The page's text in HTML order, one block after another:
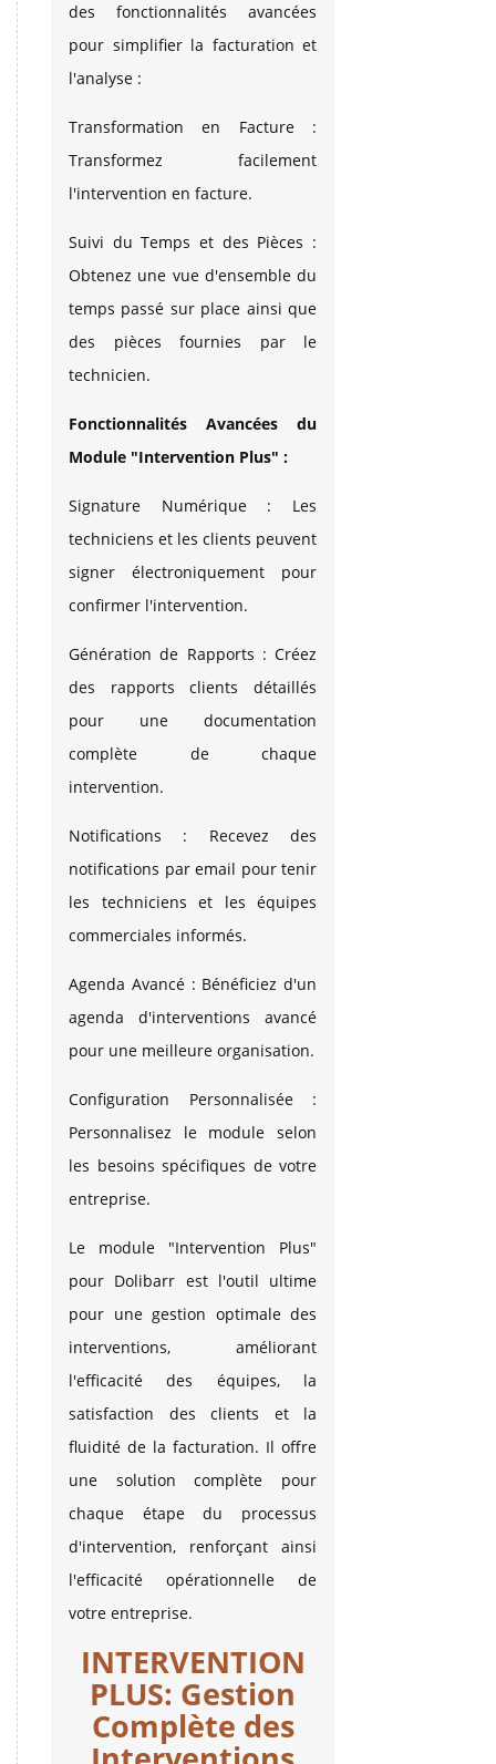
des fonctionnalités avancées
pour simplifier la facturation et
l'analyse :
Transformation en Facture :
Transformez facilement
l'intervention en facture.
Suivi du Temps et des Pièces :
Obtenez une vue d'ensemble du
temps passé sur place ainsi que
des pièces fournies par le
technicien.
Fonctionnalités Avancées du
Module "Intervention Plus" :
Signature Numérique : Les
techniciens et les clients peuvent
signer électroniquement pour
confirmer l'intervention.
Génération de Rapports : Créez
des rapports clients détaillés
pour une documentation
complète de chaque
intervention.
Notifications : Recevez des
notifications par email pour tenir
les techniciens et les équipes
commerciales informés.
Agenda Avancé : Bénéficiez d'un
agenda d'interventions avancé
pour une meilleure organisation.
Configuration Personnalisée :
Personnalisez le module selon
les besoins spécifiques de votre
entreprise.
Le module "Intervention Plus"
pour Dolibarr est l'outil ultime
pour une gestion optimale des
interventions, améliorant
l'efficacité des équipes, la
satisfaction des clients et la
fluidité de la facturation. Il offre
une solution complète pour
chaque étape du processus
d'intervention, renforçant ainsi
l'efficacité opérationnelle de
votre entreprise.
INTERVENTION
PLUS: Gestion
Complète des